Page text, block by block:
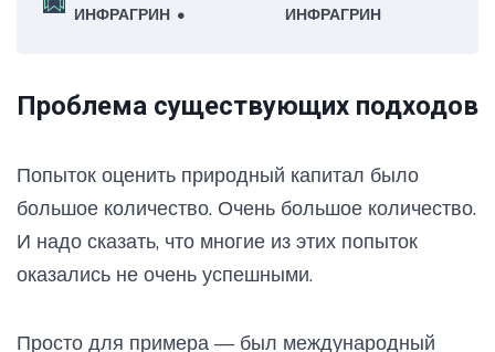
ИНФРАГРИН
ИНФРАГРИН
Проблема существующих подходов
Попыток оценить природный капитал было
большое количество. Очень большое количество.
И надо сказать, что многие из этих попыток
оказались не очень успешными.
Просто для примера — был международный